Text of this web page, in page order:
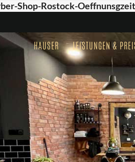
HAUSER LEISTUNGEN &
Shop-Rostock-